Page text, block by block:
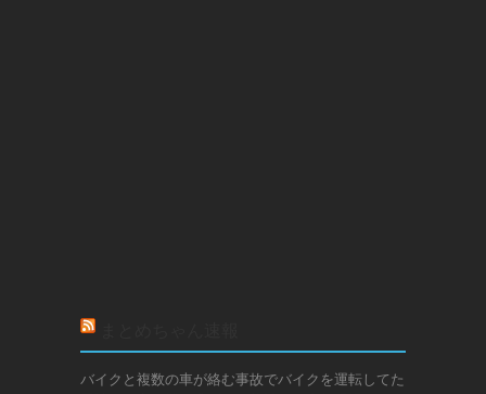
バイクと複数の車が絡む事故でバイクを運転してた